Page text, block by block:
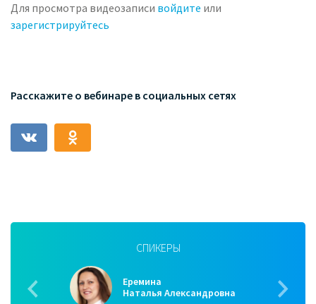
Для просмотра видеозаписи войдите или
зарегистрируйтесь
Расскажите о вебинаре в социальных сетях
СПИКЕРЫ
Еремина
Наталья Александровна